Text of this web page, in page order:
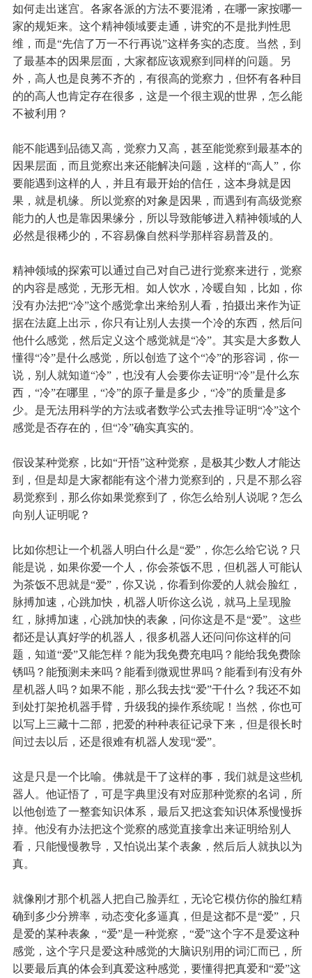
如何走出迷宫。各家各派的方法不要混淆，在哪一家按哪一
家的规矩来。这个精神领域要走通，讲究的不是批判性思
维，而是“先信了万一不行再说”这样务实的态度。当然，到
了最基本的因果层面，大家都应该观察到同样的问题。另
外，高人也是良莠不齐的，有很高的觉察力，但怀有各种目
的的高人也肯定存在很多，这是一个很主观的世界，怎么能
不被利用？
能不能遇到品德又高，觉察力又高，甚至能觉察到最基本的
因果层面，而且觉察出来还能解决问题，这样的“高人”，你
要能遇到这样的人，并且有最开始的信任，这本身就是因
果，就是机缘。所以觉察的对象是因果，而遇到有高级觉察
能力的人也是靠因果缘分，所以导致能够进入精神领域的人
必然是很稀少的，不容易像自然科学那样容易普及的。
精神领域的探索可以通过自己对自己进行觉察来进行，觉察
的内容是感觉，无形无相。如人饮水，冷暖自知，比如，你
没有办法把“冷”这个感觉拿出来给别人看，拍摄出来作为证
据在法庭上出示，你只有让别人去摸一个冷的东西，然后问
他什么感觉，然后定义这个感觉就是“冷”。其实是大多数人
懂得“冷”是什么感觉，所以创造了这个“冷”的形容词，你一
说，别人就知道“冷”，也没有人会要你去证明“冷”是什么东
西，“冷”在哪里，“冷”的原子量是多少，“冷”的质量是多
少。是无法用科学的方法或者数学公式去推导证明“冷”这个
感觉是否存在的，但“冷”确实真实的。
假设某种觉察，比如“开悟”这种觉察，是极其少数人才能达
到，但是却是大家都能有这个潜力觉察到的，只是不那么容
易觉察到，那么你如果觉察到了，你怎么给别人说呢？怎么
向别人证明呢？
比如你想让一个机器人明白什么是“爱”，你怎么给它说？只
能是说，如果你爱一个人，你会茶饭不思，但机器人可能认
为茶饭不思就是“爱”，你又说，你看到你爱的人就会脸红，
脉搏加速，心跳加快，机器人听你这么说，就马上呈现脸
红，脉搏加速，心跳加快的表象，问你这是不是“爱”。这些
都还是认真好学的机器人，很多机器人还问问你这样的问
题，知道“爱”又能怎样？能为我免费充电吗？能给我免费除
锈吗？能预测未来吗？能看到微观世界吗？能看到有没有外
星机器人吗？如果不能，那么我去找“爱”干什么？我还不如
到处打架抢机器手臂，升级我的操作系统呢！当然，你也可
以写上三藏十二部，把爱的种种表征记录下来，但是很长时
间过去以后，还是很难有机器人发现“爱”。
这是只是一个比喻。佛就是干了这样的事，我们就是这些机
器人。他证悟了，可是字典里没有对应那种觉察的名词，所
以他创造了一整套知识体系，最后又把这套知识体系慢慢拆
掉。他没有办法把这个觉察的感觉直接拿出来证明给别人
看，只能慢慢教导，又怕说出某个表象，然后后人就执以为
真。
就像刚才那个机器人把自己脸弄红，无论它模仿你的脸红精
确到多少分辨率，动态变化多逼真，但是这都不是“爱”，只
是爱的某种表象，“爱”是一种觉察，“爱”这个字不是爱这种
感觉，这个字只是爱这种感觉的大脑识别用的词汇而已，所
以要最后真的体会到真爱这种感觉，要懂得把真爱和“爱”这